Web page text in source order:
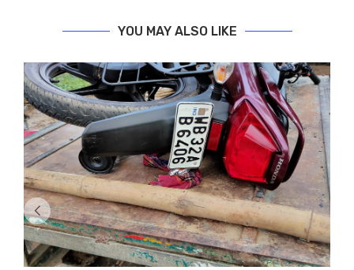
YOU MAY ALSO LIKE